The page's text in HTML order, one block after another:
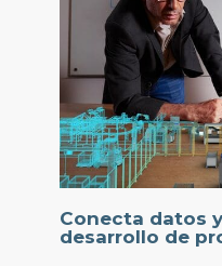
Conecta datos
desarrollo de